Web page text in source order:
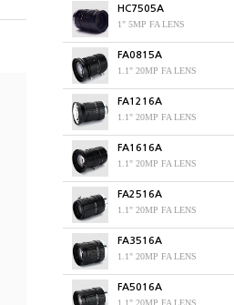
HC7505A
1" 5MP FA LENS
FA0815A
1.1" 20MP FA LENS
FA1216A
1.1" 20MP FA LENS
FA1616A
1.1" 20MP FA LENS
FA2516A
1.1" 20MP FA LENS
FA3516A
1.1" 20MP FA LENS
FA5016A
1.1" 20MP FA LENS